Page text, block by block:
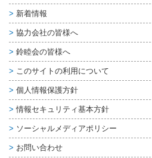
新着情報
協力会社の皆様へ
鈴睦会の皆様へ
このサイトの利用について
個人情報保護方針
情報セキュリティ基本方針
ソーシャルメディアポリシー
お問い合わせ